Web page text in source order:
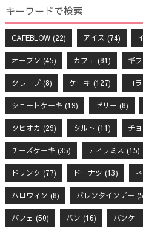
キーワードで検索
CAFEBLOW(22) アイス (74)
オープン (45) カフェ (81) ギ
クレープ(8) ケーキ (127) コ
ショートケーキ (19) ゼリー (8)
タピオカ (29) タルト (11) チ
チーズケーキ (35) ティラミス (15)
ドリンク (77) ドーナツ (13)
ハロウィン (8) バレンタインデー
パフェ (50) パン (16) パンケ